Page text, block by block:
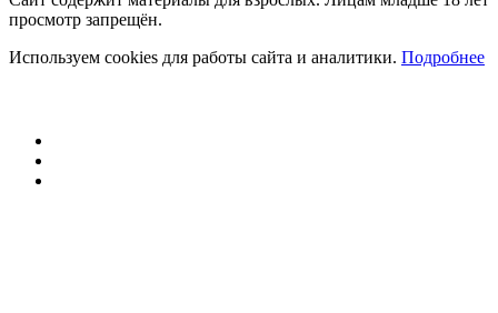
просмотр запрещён.
Используем cookies для работы сайта и аналитики. Подробнее